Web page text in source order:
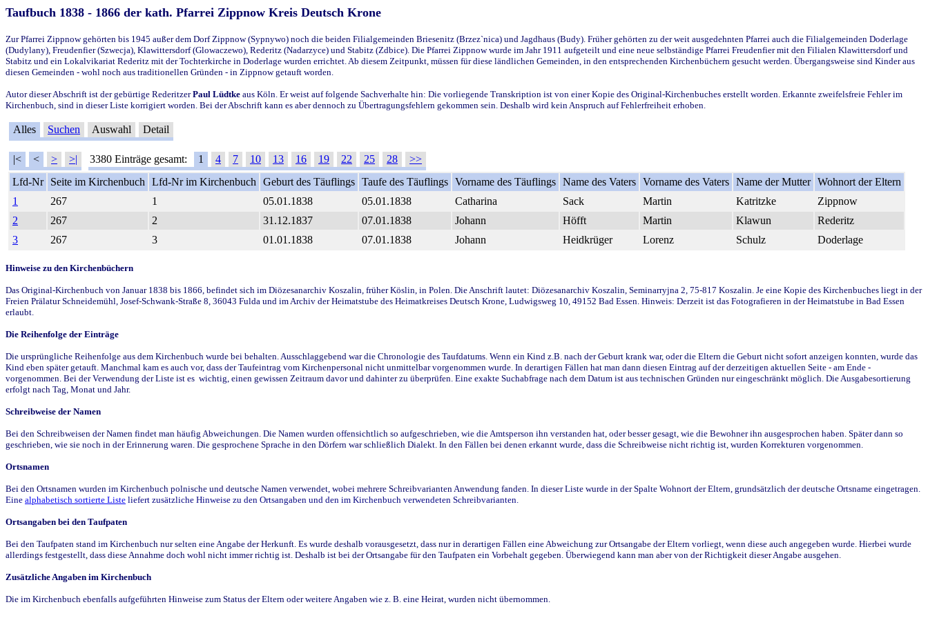
Taufbuch 1838 - 1866 der kath. Pfarrei Zippnow Kreis Deutsch Krone
Zur Pfarrei Zippnow gehörten bis 1945 außer dem Dorf Zippnow (Sypnywo) noch die beiden Filialgemeinden Briesenitz (Brzez`nica) und Jagdhaus (Budy). Früher gehörten zu der weit ausgedehnten Pfarrei auch die Filialgemeinden Doderlage
(Dudylany), Freudenfier (Szwecja), Klawittersdorf (Glowaczewo), Rederitz (Nadarzyce) und Stabitz (Zdbice). Die Pfarrei Zippnow wurde im Jahr 1911 aufgeteilt und eine neue selbständige Pfarrei Freudenfier mit den Filialen Klawittersdorf und
Stabitz und ein Lokalvikariat Rederitz mit der Tochterkirche in Doderlage wurden errichtet. Ab diesem Zeitpunkt, müssen für diese ländlichen Gemeinden, in den entsprechenden Kirchenbüchern gesucht werden. Übergangsweise sind Kinder aus
diesen Gemeinden - wohl noch aus traditionellen Gründen - in Zippnow getauft worden.
Autor dieser Abschrift ist der gebürtige RederitzerPaul Lüdtke aus Köln. Er weist auf folgende Sachverhalte hin: Die vorliegende Transkription ist von einer Kopie des Original-Kirchenbuches erstellt worden. Erkannte zweifelsfreie Fehler im
Kirchenbuch, sind in dieser Liste korrigiert worden. Bei der Abschrift kann es aber dennoch zu Übertragungsfehlern gekommen sein. Deshalb wird kein Anspruch auf Fehlerfreiheit erhoben.
Alles Suchen Auswahl Detail
|< < > >| 3380 Einträge gesamt: 1 4 7 10 13 16 19 22 25 28
>>
Lfd-Nr
Seite im Kirchenbuch Lfd-Nr im Kirchenbuch Geburt des Täuflings Taufe des Täuflings Vorname des Täuflings Name des Vaters Vorname des Vaters Name der Mutter Wohnort der Eltern
1
267 1 05.01.1838 05.01.1838 Catharina Sack Martin Katritzke
Zippnow
2
267 2 31.12.1837 07.01.1838 Johann Höfft Martin Klawun
Rederitz
3
267 3 01.01.1838 07.01.1838 Johann Heidkrüger Lorenz Schulz Doderlage
Hinweise zu den Kirchenbüchern
Das Original-Kirchenbuch von Januar 1838 bis 1866, befindet sich im Diözesanarchiv Koszalin, früher Köslin, in Polen. Die Anschrift lautet: Diözesanarchiv Koszalin, Seminarryjna 2, 75-817 Koszalin. Je eine Kopie des Kirchenbuches liegt in der
Freien Prälatur Schneidemühl, Josef-Schwank-Straße 8, 36043 Fulda und im Archiv der Heimatstube des Heimatkreises Deutsch Krone, Ludwigsweg 10, 49152 Bad Essen. Hinweis: Derzeit ist das Fotografieren in der Heimatstube in Bad Essen
erlaubt.
Die Reihenfolge der Einträge
Die ursprüngliche Reihenfolge aus dem Kirchenbuch wurde bei behalten. Ausschlaggebend war die Chronologie des Taufdatums. Wenn ein Kind z.B. nach der Geburt krank war, oder die Eltern die Geburt nicht sofort anzeigen konnten, wurde das
Kind eben später getauft. Manchmal kam es auch vor, dass der Taufeintrag vom Kirchenpersonal nicht unmittelbar vorgenommen wurde. In derartigen Fällen hat man dann diesen Eintrag auf der derzeitigen aktuellen Seite - am Ende -
vorgenommen. Bei der Verwendung der Liste ist es wichtig, einen gewissen Zeitraum davor und dahinter zu überprüfen. Eine exakte Suchabfrage nach dem Datum ist aus technischen Gründen nur eingeschränkt möglich. Die Ausgabesortierung
erfolgt nach Tag, Monat und Jahr.
Schreibweise der Namen
Bei den Schreibweisen der Namen findet man häufig Abweichungen. Die Namen wurden offensichtlich so aufgeschrieben, wie die Amtsperson ihn verstanden hat, oder besser gesagt, wie die Bewohner ihn ausgesprochen haben. Später dann so
geschrieben, wie sie noch in der Erinnerung waren. Die gesprochene Sprache in den Dörfern war schließlich Dialekt. In den Fällen bei denen erkannt wurde, dass die Schreibweise nicht richtig ist, wurden Korrekturen vorgenommen.
Ortsnamen
Bei den Ortsnamen wurden im Kirchenbuch polnische und deutsche Namen verwendet, wobei mehrere Schreibvarianten Anwendung fanden. In dieser Liste wurde in der Spalte Wohnort der Eltern, grundsätzlich der deutsche Ortsname eingetragen.
Eine alphabetisch sortierte Liste liefert zusätzliche Hinweise zu den Ortsangaben und den im Kirchenbuch verwendeten Schreibvarianten.
Ortsangaben bei den Taufpaten
Bei den Taufpaten stand im Kirchenbuch nur selten eine Angabe der Herkunft. Es wurde deshalb vorausgesetzt, dass nur in derartigen Fällen eine Abweichung zur Ortsangabe der Eltern vorliegt, wenn diese auch angegeben wurde. Hierbei wurde
allerdings festgestellt, dass diese Annahme doch wohl nicht immer richtig ist. Deshalb ist bei der Ortsangabe für den Taufpaten ein Vorbehalt gegeben. Überwiegend kann man aber von der Richtigkeit dieser Angabe ausgehen.
Zusätzliche Angaben im Kirchenbuch
Die im Kirchenbuch ebenfalls aufgeführten Hinweise zum Status der Eltern oder weitere Angaben wie z. B. eine Heirat, wurden nicht übernommen.